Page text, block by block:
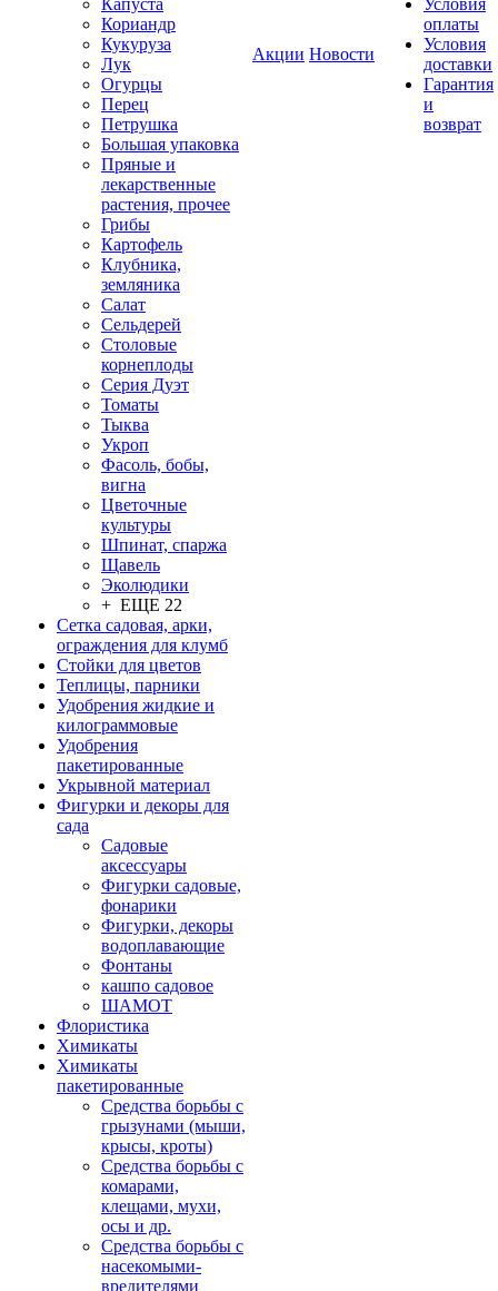
Капуста
Кориандр
Кукуруза
Лук
Огурцы
Перец
Петрушка
Большая упаковка
Пряные и
лекарственные
растения, прочее
Грибы
Картофель
Клубника,
земляника
Салат
Сельдерей
Столовые
корнеплоды
Серия Дуэт
Томаты
Тыква
Укроп
Фасоль, бобы,
вигна
Цветочные
культуры
Шпинат, спаржа
Щавель
Эколюдики
+ ЕЩЕ 22
Сетка садовая, арки,
ограждения для клумб
Стойки для цветов
Теплицы, парники
Удобрения жидкие и
килограммовые
Удобрения
пакетированные
Укрывной материал
Фигурки и декоры для
сада
Садовые
аксессуары
Фигурки садовые,
фонарики
Фигурки, декоры
водоплавающие
Фонтаны
кашпо садовое
ШАМОТ
Флористика
Химикаты
Химикаты
пакетированные
Средства борьбы с
грызунами (мыши,
крысы, кроты)
Средства борьбы с
комарами,
клещами, мухи,
осы и др.
Средства борьбы с
насекомыми-
вредителями
Акции Новости
Условия
оплаты
Условия
доставки
Гарантия
и
возврат